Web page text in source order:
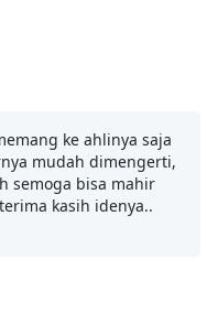
ke ahlinya saja
mudah dimengerti,
semoga bisa mahir
kasih idenya..